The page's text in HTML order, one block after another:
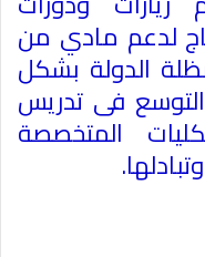
لدعم مادي من
الدولة بشكل
فى تدريس
المتخصصة
.